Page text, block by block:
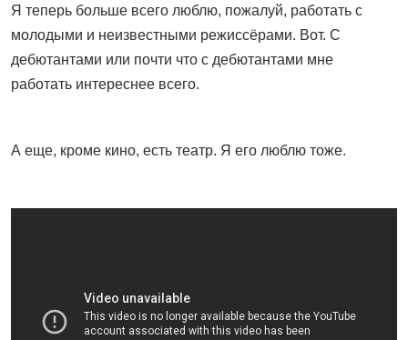
Я теперь больше всего люблю, пожалуй, работать с
молодыми и неизвестными режиссёрами. Вот. С
дебютантами или почти что с дебютантами мне
работать интереснее всего.
А еще, кроме кино, есть театр. Я его люблю тоже.